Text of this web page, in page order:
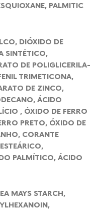
PALMITIC
DIÓXIDO DE
SINTÉTICO,
DE POLIGLICERILA-
TRIMETICONA,
DE ZINCO,
ÁCIDO
, ÓXIDO DE FERRO
PRETO, ÓXIDO DE
CORANTE
PALMÍTICO, ÁCIDO
MAYS STARCH,